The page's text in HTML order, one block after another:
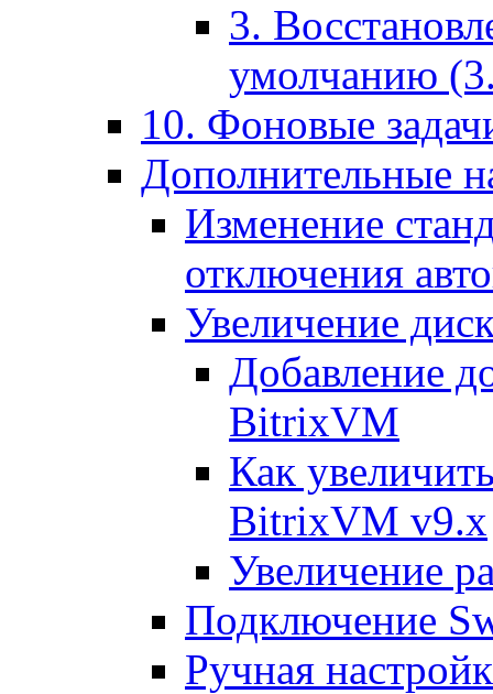
3.
умолчанию
10. Фоновые
Дополнительные
Изменение
отключения
Увеличение
Добавление
BitrixVM
Как
BitrixVM v9.x
Увеличение
Подключение
Ручная